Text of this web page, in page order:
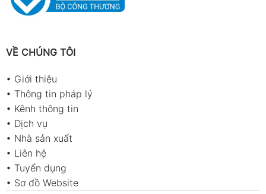
VỀ CHÚNG TÔI
• Giới thiệu
• Thông tin pháp lý
• Kênh thông tin
• Dịch vụ
• Nhà sản xuất
• Liên hệ
• Tuyển dụng
• Sơ đồ Website